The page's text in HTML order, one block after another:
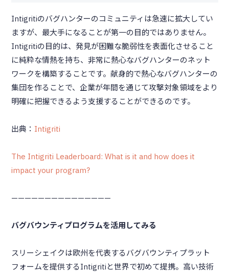
Intigritiのバグハンターのコミュニティは急速に拡大してい
ますが、最大手になることが第一の目的ではありません。
Intigritiの目的は、発見が困難な脆弱性を表面化させること
に純粋な情熱を持ち、非常に熱心なバグハンターのネット
ワークを構築することです。献身的で熱心なバグハンターの
集団を作ることで、企業が年間を通じて攻撃対象領域をより
明確に把握できるよう支援することができるのです。
出典： Intigriti
The Intigriti Leaderboard: What is it and how does it
impact your program?
———————————————
バグバウンティプログラムを活用してみる
スリーシェイクは欧州を代表するバグバウンティプラット
フォームを提供するIntigritiと世界で初めて提携。高い技術